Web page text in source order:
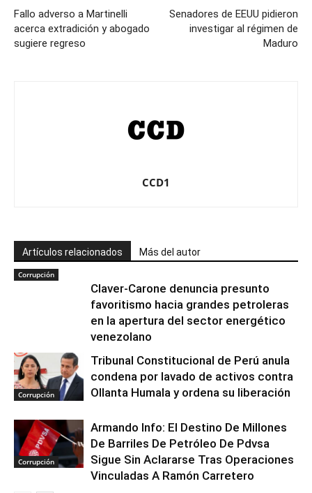
Fallo adverso a Martinelli
acerca extradición y abogado
sugiere regreso
Senadores de EEUU pidieron
investigar al régimen de
Maduro
CCD1
Artículos relacionados Más del autor
Corrupción
Claver-Carone denuncia presunto
favoritismo hacia grandes petroleras
en la apertura del sector energético
venezolano
Corrupción
Tribunal Constitucional de Perú anula
condena por lavado de activos contra
Ollanta Humala y ordena su liberación
Corrupción
Armando Info: El Destino De Millones
De Barriles De Petróleo De Pdvsa
Sigue Sin Aclararse Tras Operaciones
Vinculadas A Ramón Carretero